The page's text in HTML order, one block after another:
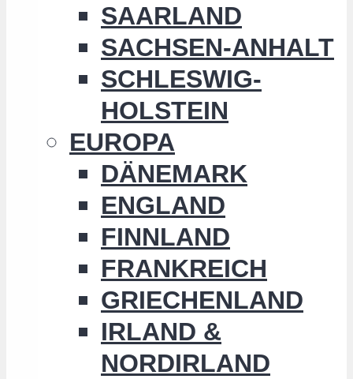
SAARLAND
SACHSEN-ANHALT
SCHLESWIG-
HOLSTEIN
EUROPA
DÄNEMARK
ENGLAND
FINNLAND
FRANKREICH
GRIECHENLAND
IRLAND &
NORDIRLAND